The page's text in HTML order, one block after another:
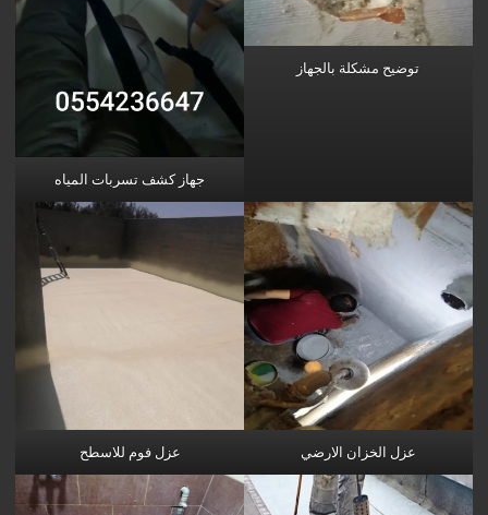
توضيح مشكلة بالجهاز
جهاز كشف تسربات المياه
عزل الخزان الارضي عزل فوم للاسطح